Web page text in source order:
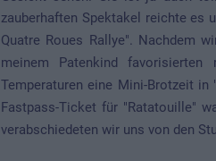
zauberhaften Spektakel reichte es
Quatre Roues Rallye". Nachdem
meinem Patenkind
Temperaturen eine Mini-Brotzeit
Fastpass-Ticket für "Ratatouille"
verabschiedeten wir uns von den